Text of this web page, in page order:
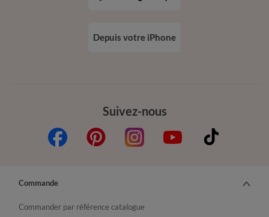
Suivez-nous
Depuis votre iPhone
Commande
Commander par référence catalogue